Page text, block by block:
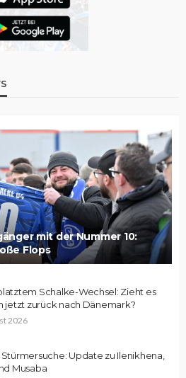
mit der Nummer 10:
Flops
Schalke-Wechsel: Zieht es
jetzt zurück nach Dänemark?
2026
Update zu Ilenikhena,
Musaba